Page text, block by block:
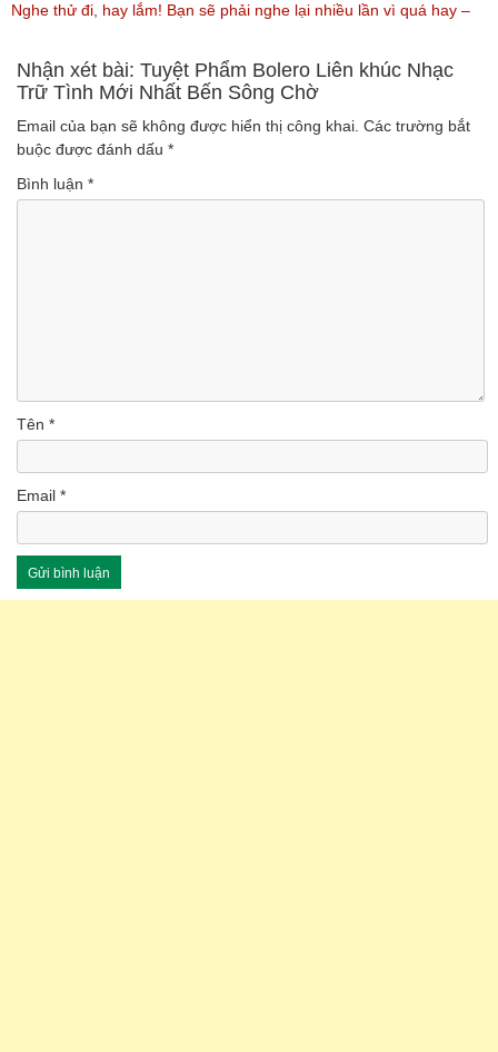
(Lượt nghe: 99)
Vàng Trữ Tình Hay Nhất 2018
(Lượt nghe: 75)
Nghe thử đi, hay lắm! Bạn sẽ phải nghe lại nhiều lần vì quá hay –
Nhạc miền Tây đặc sắc
(Lượt nghe: 46)
Nhận xét bài: Tuyệt Phẩm Bolero Liên khúc Nhạc
Trữ Tình Mới Nhất Bến Sông Chờ
Email của bạn sẽ không được hiển thị công khai. Các trường bắt
buộc được đánh dấu *
Bình luận *
Tên *
Email *